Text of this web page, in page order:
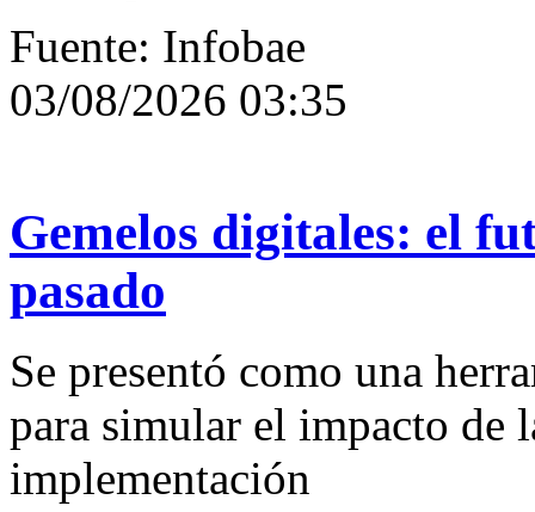
Fuente: Infobae
03/08/2026 03:35
Gemelos digitales: el
pasado
Se presentó como una
para simular el impacto de
implementación